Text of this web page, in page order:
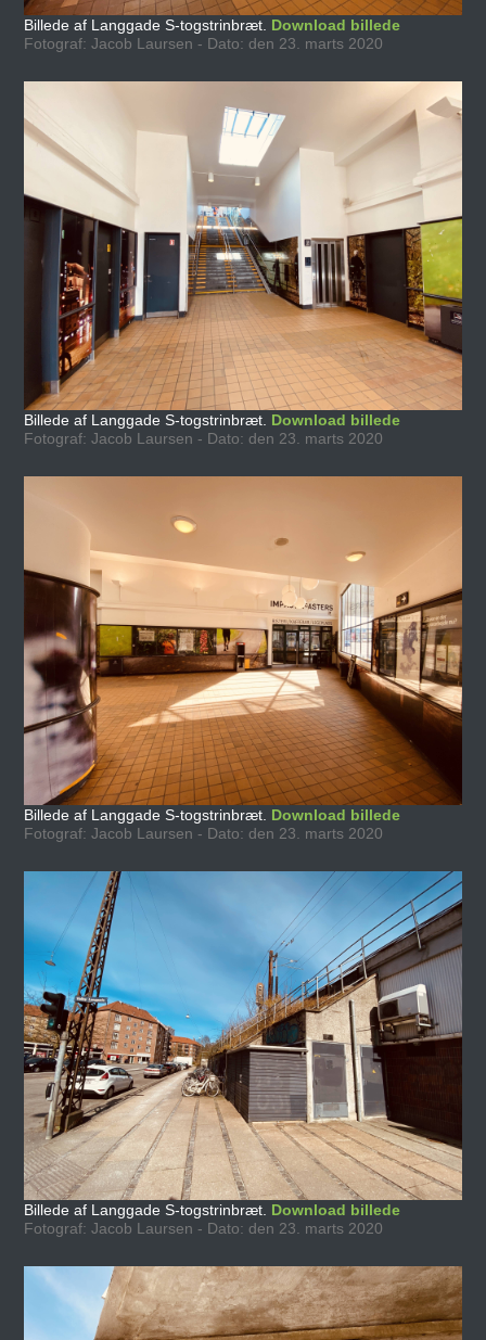
Billede af Langgade S-togstrinbræt. Download billede
Fotograf: Jacob Laursen - Dato: den 23. marts 2020
Billede af Langgade S-togstrinbræt. Download billede
Fotograf: Jacob Laursen - Dato: den 23. marts 2020
Billede af Langgade S-togstrinbræt. Download billede
Fotograf: Jacob Laursen - Dato: den 23. marts 2020
Billede af Langgade S-togstrinbræt. Download billede
Fotograf: Jacob Laursen - Dato: den 23. marts 2020